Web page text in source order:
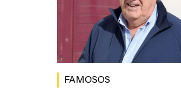
FAMOSOS